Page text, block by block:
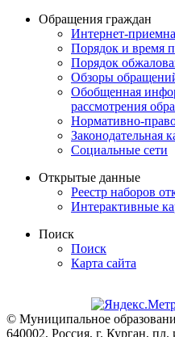
Обращения граждан
Интернет-
Порядок и время
Порядок
Обзоры
Обобщенная
рассмотрения
Нормативно-
Законодательная
Социальные сети
Открытые данные
Реестр наборов
Интерактивные
Поиск
Поиск
Карта сайта
© Муниципальное
640002, Россия, г. Курган,